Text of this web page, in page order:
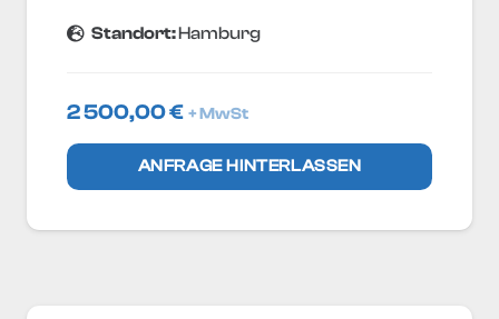
Standort:Hamburg
2 500,00€ + MwSt
ANFRAGE HINTERLASSEN